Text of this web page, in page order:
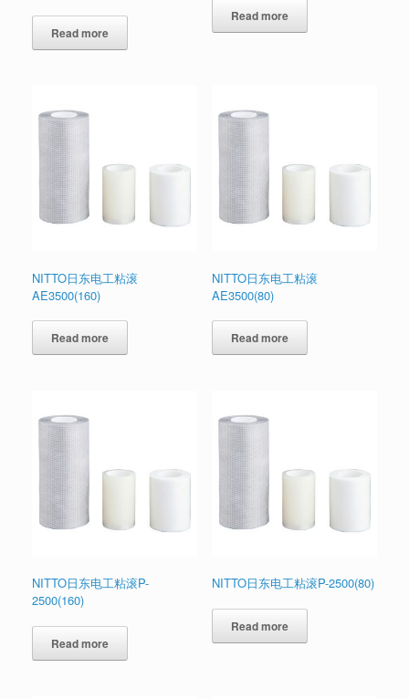
Read more
Read more
NITTO日东电工粘滚
AE3500(160)
Read more
NITTO日东电工粘滚
AE3500(80)
Read more
NITTO日东电工粘滚P-
2500(160)
Read more
NITTO日东电工粘滚P-2500(80)
Read more